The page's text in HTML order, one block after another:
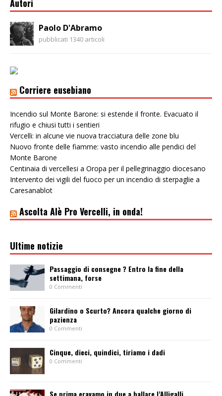
Autori
Paolo D'Abramo
pubblicati 1340 articoli
Corriere eusebiano
Incendio sul Monte Barone: si estende il fronte. Evacuato il
rifugio e chiusi tutti i sentieri
Vercelli: in alcune vie nuova tracciatura delle zone blu
Nuovo fronte delle fiamme: vasto incendio alle pendici del
Monte Barone
Centinaia di vercellesi a Oropa per il pellegrinaggio diocesano
Intervento dei vigili del fuoco per un incendio di sterpaglie a
Caresanablot
Ascolta Alè Pro Vercelli, in onda!
Ultime notizie
Passaggio di consegne ? Entro la fine della
settimana, forse
0 Commenti
Gilardino o Scurto? Ancora qualche giorno di
pazienza
0 Commenti
Cinque, dieci, quindici, tiriamo i dadi
0 Commenti
Se prima eravamo in due a ballare l’Alligalli